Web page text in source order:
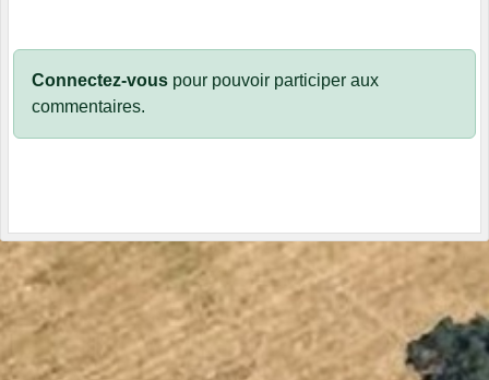
Connectez-vous pour pouvoir participer aux
commentaires.